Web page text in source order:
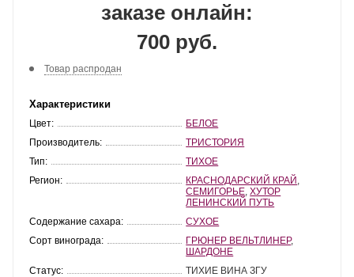
заказе онлайн:
700 руб.
Товар распродан
Характеристики
Цвет:
БЕЛОЕ
Производитель:
ТРИСТОРИЯ
Тип:
ТИХОЕ
Регион:
КРАСНОДАРСКИЙ КРАЙ
СЕМИГОРЬЕ ,ХУТОР
ЛЕНИНСКИЙ ПУТЬ
Содержание сахара:
СУХОЕ
Сорт винограда:
ГРЮНЕР ВЕЛЬТЛИНЕР,
ШАРДОНЕ
Статус:
ТИХИЕ ВИНА ЗГУ